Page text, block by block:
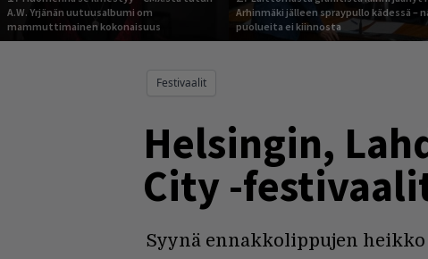
A.W. Yrjänän uutuusalbumi om
mammuttimainen kokonaisuus
Arhinmäki jälleen spraypullo kädessä –
puolueita ei kiinnosta
Festivaalit
Helsingin,
City -
Syynä ennakkolippujen